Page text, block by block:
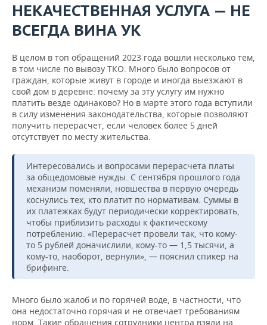
НЕКАЧЕСТВЕННАЯ УСЛУГА — НЕ
ВСЕГДА ВИНА УК
В целом в топ обращений 2023 года вошли несколько тем,
в том числе по вывозу ТКО. Много было вопросов от
граждан, которые живут в городе и иногда выезжают в
свой дом в деревне: почему за эту услугу им нужно
платить везде одинаково? Но в марте этого года вступили
в силу изменения законодательства, которые позволяют
получить перерасчет, если человек более 5 дней
отсутствует по месту жительства.
Интересовались и вопросами перерасчета платы
за общедомовые нужды. С сентября прошлого года
механизм поменяли, новшества в первую очередь
коснулись тех, кто платит по нормативам. Суммы в
их платежках будут периодически корректировать,
чтобы приблизить расходы к фактическому
потреблению. «Перерасчет провели так, что кому-
то 5 рублей доначислили, кому-то — 1,5 тысячи, а
кому-то, наоборот, вернули», — пояснил спикер на
брифинге.
Много было жалоб и по горячей воде, в частности, что
она недостаточно горячая и не отвечает требованиям
норм. Такие обращения сотрудники центра взяли на